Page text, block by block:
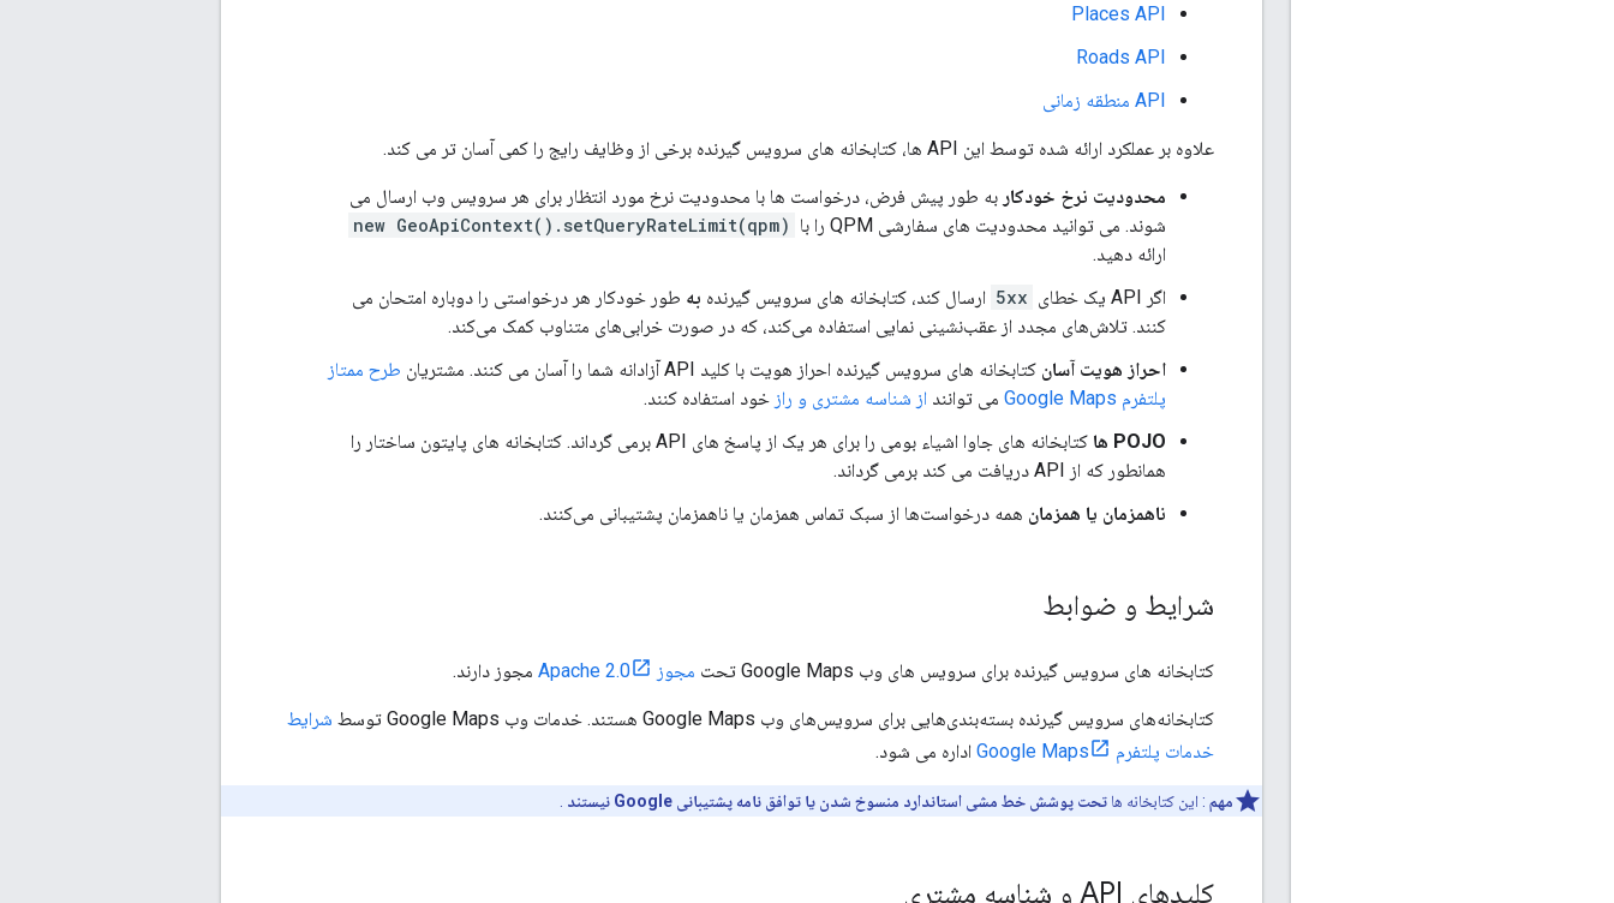
Places API
Roads API
API منطقه زمانی
علاوه بر عملکرد ارائه شده توسط این API ها، کتابخانه های سرویس گیرنده برخی از وظایف رایج را کمی آسان تر می کند.
محدودیت نرخ خودکار به طور پیش فرض، درخواست ها با محدودیت نرخ مورد انتظار برای هر سرویس وب ارسال می
شوند. می توانید محدودیت های سفارشی QPM را با
new GeoApiContext().setQueryRateLimit(qpm)
ارائه دهید.
اگر API یک خطای
5xx ارسال کند، کتابخانه های سرویس گیرنده به طور خودکار هر درخواستی را دوباره امتحان می
کنند. تلاش‌های مجدد از عقب‌نشینی نمایی استفاده می‌کند، که در صورت خرابی‌های متناوب کمک می‌کند.
احراز هویت آسان کتابخانه های سرویس گیرنده احراز هویت با کلید API آزادانه شما را آسان می کنند. مشتریان
طرح ممتاز
پلتفرم Google Maps
می توانند از شناسه مشتری و راز خود استفاده کنند.
POJO ها
کتابخانه های جاوا اشیاء بومی را برای هر یک از پاسخ های API برمی گرداند. کتابخانه های پایتون ساختار را
همانطور که از API دریافت می کند برمی گرداند.
ناهمزمان یا همزمان همه درخواست‌ها از سبک تماس همزمان یا ناهمزمان پشتیبانی می‌کنند.
شرایط و ضوابط
کتابخانه های سرویس گیرنده برای سرویس های وب Google Maps تحت مجوز Apache 2.0 مجوز دارند.
کتابخانه‌های سرویس گیرنده بسته‌بندی‌هایی برای سرویس‌های وب Google Maps هستند. خدمات وب Google Maps توسط
شرایط
خدمات پلتفرم Google Maps
اداره می شود.
مهم : این کتابخانه ها تحت پوشش خط مشی استاندارد منسوخ شدن یا توافق نامه پشتیبانی Google نیستند
کلیدهای API و شناسه مشتری